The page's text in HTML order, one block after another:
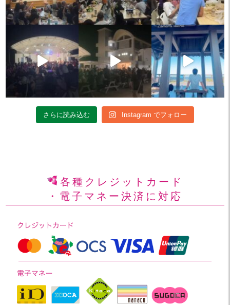
さらに読み込む Instagram でフォロー
各種クレジットカード
・電子マネー決済に対応